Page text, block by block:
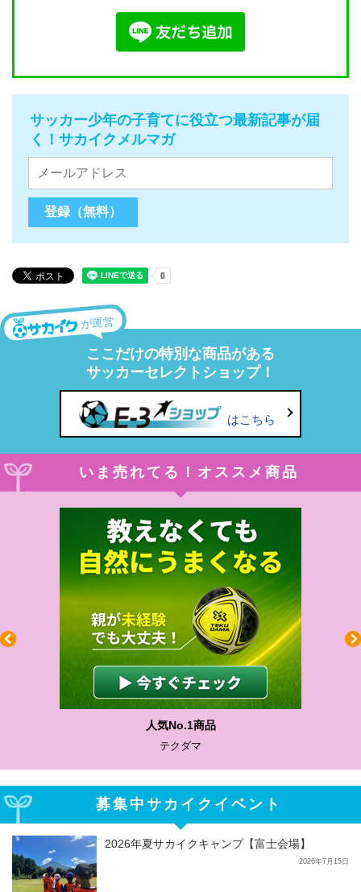
サッカー少年の子育てに役立つ最新記事が届
く！サカイクメルマガ
が運営
ここだけの特別な商品がある
サッカーセレクトショップ！
はこちら
いま売れてる！オススメ商品
人気No.1商品
テクダマ
募集中サカイクイベント
2026年夏サカイクキャンプ【富士会場】
2026年7月15日